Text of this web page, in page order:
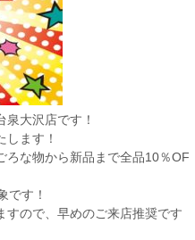
大沢店です！
ます！
ろな物から新品まで全品10％OF
です！
すので、早めのご来店推奨です